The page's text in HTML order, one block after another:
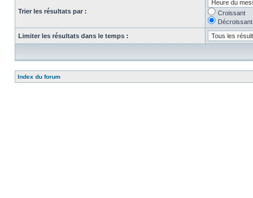
Trier les résultats par :
Croissant
Décroissant
Limiter les résultats dans le temps :
Index du forum